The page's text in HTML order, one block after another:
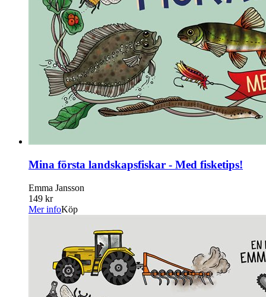
Mina första landskapsfiskar - Med fisketips!
Emma Jansson
149 kr
Mer infoKöp